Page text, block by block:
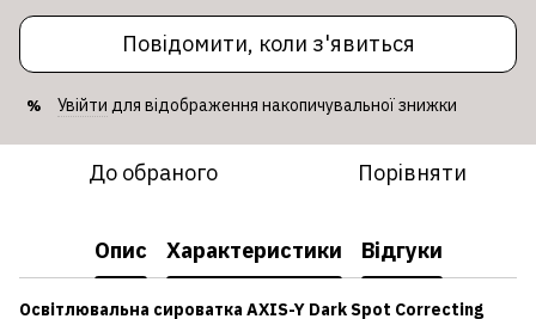
Повідомити, коли з'явиться
% Увійти для відображення накопичувальної знижки
До обраного Порівняти
Опис Характеристики Відгуки
Освітлювальна сироватка AXIS-Y Dark Spot Correcting